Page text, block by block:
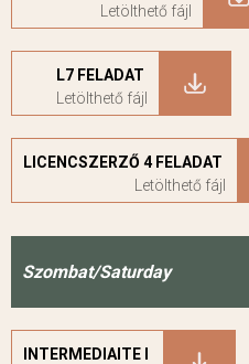
L7 FELADAT
LICENCSZERZŐ 4 FELADAT
Szombat/Saturday
INTERMEDIAITE I